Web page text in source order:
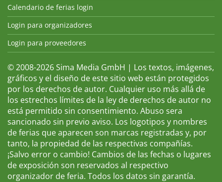
Calendario de ferias login
Login para organizadores
Login para proveedores
© 2008-2026 Sima Media GmbH | Los textos, imágenes,
gráficos y el diseño de este sitio web están protegidos
por los derechos de autor. Cualquier uso más allá de
los estrechos límites de la ley de derechos de autor no
está permitido sin consentimiento. Abuso sera
sancionado sin previo aviso. Los logotipos y nombres
de ferias que aparecen son marcas registradas y, por
tanto, la propiedad de las respectivas compañías.
¡Salvo error o cambio! Cambios de las fechas o lugares
de exposición son reservados al respectivo
organizador de feria. Todos los datos sin garantía.